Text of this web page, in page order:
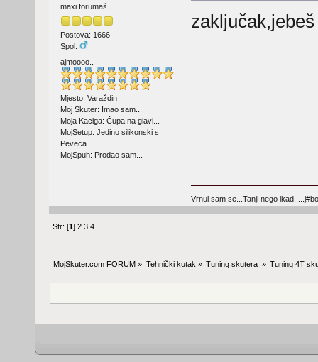
maxi forumaš
Postova: 1666
Spol:
ajmoooo..
Mjesto: Varaždin
Moj Skuter: Imao sam...
Moja Kaciga: Čupa na glavi...
MojSetup: Jedino silikonski s
Peveca..
MojSpuh: Prodao sam...
Vrnul sam se...Tanji nego
Str: [1]2 3 4
MojSkuter.com FORUM » Tehnički kutak» Tuning skutera » Tuning 4T